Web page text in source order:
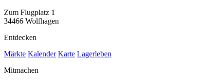
Zum Flugplatz 1
34466 Wolfhagen
Entdecken
Märkte Kalender Karte Lagerleben
Mitmachen